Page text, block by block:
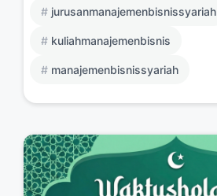
jurusanmanajemenbisnissyariah
kuliahmanajemenbisnis
manajemenbisnissyariah